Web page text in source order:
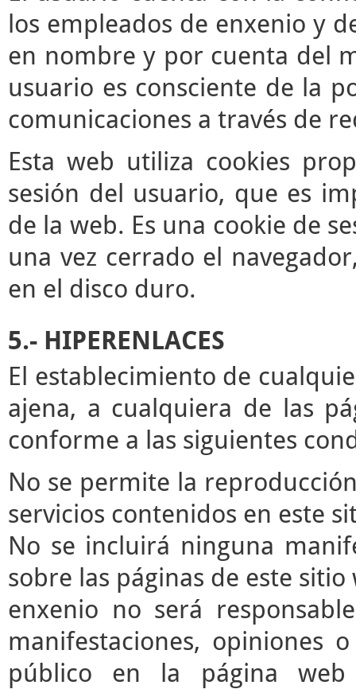
los empleados de enxenio y
en nombre y por cuenta del
usuario es consciente de la
comunicaciones a través de
Esta web utiliza cookies
sesión del usuario, que es
de la web. Es una cookie de
una vez cerrado el
en el disco duro.
5.- HIPERENLACES
El establecimiento de
ajena, a cualquiera de las
conforme a las siguientes
No se permite la
servicios contenidos en este
No se incluirá ninguna
sobre las páginas de este sitio
enxenio no será
manifestaciones, opiniones
público en la página